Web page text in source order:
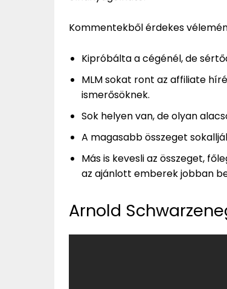
Kommentekből érdekes
Kipróbálta a cégénél, de
MLM sokat ront az affiliate
ismerősöknek.
Sok helyen van, de olyan
A magasabb összeget
Más is kevesli az összeget,
az ajánlott emberek jobban
Arnold